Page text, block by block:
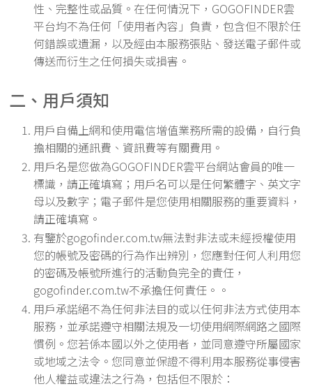
性、完整性或品質。在任何情況下，GOGOFINDER雲
平台均不為任何「使用者內容」負責，包含但不限於任
何錯誤或遺漏，以及經由本服務張貼、發送電子郵件或
傳送而衍生之任何損失或損害。
二、用戶須知
用戶自備上網和使用電信增值業務所需的設備，自行負
擔相關的通訊費、資訊費等有關費用。
用戶名是您做為GOGOFINDER雲平台網站會員的唯一
標識，請正確填寫；用戶名可以是任何繁體字、英文字
母以及數字；電子郵件是您使用相關服務的重要資料，
請正確填寫。
有鑒於gogofinder.com.tw無法對非法或未經授權使用
您的帳號及密碼的行為作出辨別，您應對任何人利用您
的密碼及帳號所進行的活動負完全的責任，
gogofinder.com.tw不承擔任何責任。。
用戶承諾絕不為任何非法目的或以任何非法方式使用本
服務，並承諾遵守相關法規及一切使用網際網路之國際
慣例。您若係本國以外之使用者，並同意遵守所屬國家
或地域之法令。您同意並保證不得利用本服務從事侵害
他人權益或違法之行為，包括但不限於：